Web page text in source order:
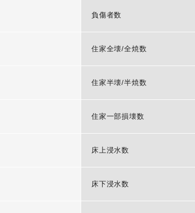
負傷者数
住家全壊/全焼数
住家半壊/半焼数
住家一部損壊数
床上浸水数
床下浸水数